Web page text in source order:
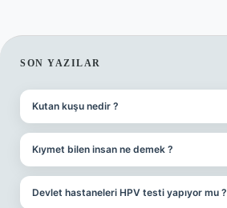
SIDEBAR
SON YAZILAR
Kutan kuşu nedir ?
Kıymet bilen insan ne demek ?
Devlet hastaneleri HPV testi yapıyor mu ?